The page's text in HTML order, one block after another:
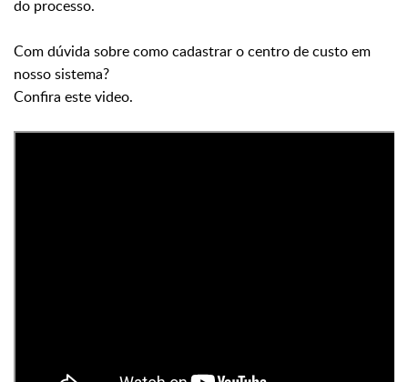
do processo.
Com dúvida sobre como cadastrar o centro de custo em
nosso sistema?
Confira este video.